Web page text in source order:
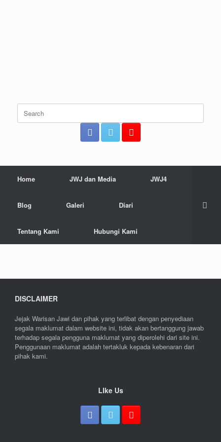
Search
for:
Home JWJ dan Media JWJ4
Blog Galeri Diari
Tentang Kami Hubungi Kami
DISCLAIMER
Jejak Warisan Jawi dan pihak yang terlibat dengan penyediaan
segala maklumat dalam website ini, tidak akan bertanggung jawab
terhadap segala pengguna maklumat yang diperolehi dari site ini.
Penggunaan maklumat adalah tertakluk kepada kebenaran dari
pihak kami.
LIke Us